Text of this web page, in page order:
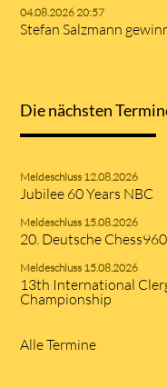
04.08.2026 20:57
Stefan Salzmann
Die nächsten
Meldeschluss 12.08.2026
Jubilee 60 Years NBC
Meldeschluss 15.08.2026
20. Deutsche
Meldeschluss 15.08.2026
13th International
Championship
Alle Termine